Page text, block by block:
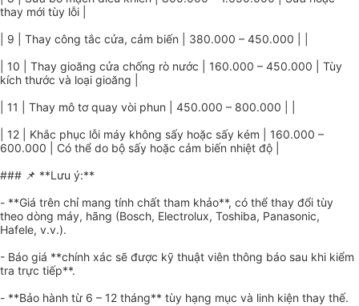
thay mới tùy lỗi |
| 9 | Thay công tắc cửa, cảm biến | 380.000 – 450.000 | |
| 10 | Thay gioăng cửa chống rò nước | 160.000 – 450.000 | Tùy
kích thước và loại gioăng |
| 11 | Thay mô tơ quay vòi phun | 450.000 – 800.000 | |
| 12 | Khắc phục lỗi máy không sấy hoặc sấy kém | 160.000 –
600.000 | Có thể do bộ sấy hoặc cảm biến nhiệt độ |
### 📌 **Lưu ý:**
- **Giá trên chỉ mang tính chất tham khảo**, có thể thay đổi tùy
theo dòng máy, hãng (Bosch, Electrolux, Toshiba, Panasonic,
Hafele, v.v.).
- Báo giá **chính xác sẽ được kỹ thuật viên thông báo sau khi kiểm
tra trực tiếp**.
- **Bảo hành từ 6 – 12 tháng** tùy hạng mục và linh kiện thay thế.